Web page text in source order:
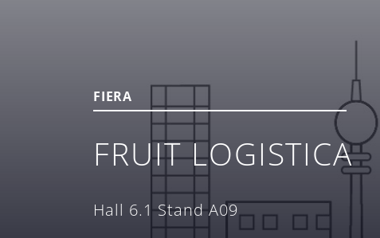
FIERA
FRUIT LOGISTICA
Hall 6.1 Stand A09